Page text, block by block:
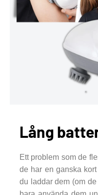
Lång
Ett problem som de
de har en ganska
du laddar dem (om